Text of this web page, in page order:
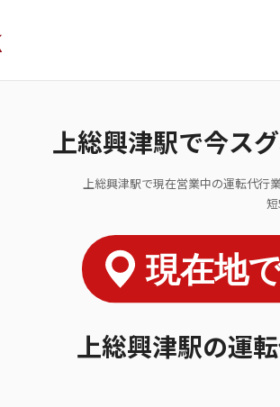
上総興津駅で今ス
上総興津駅で現在営業中の運転代行
上総興津駅の運